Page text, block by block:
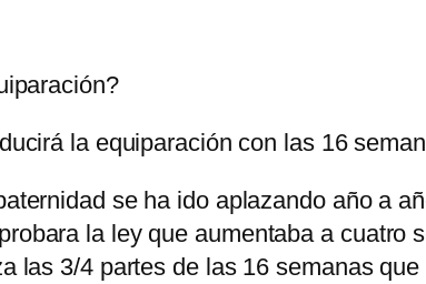
la equiparación con las 16
se ha ido aplazando año a
la ley que aumentaba a
las 3/4 partes de las 16 semanas